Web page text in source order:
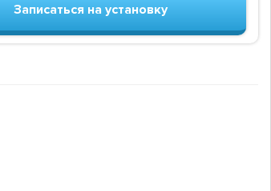
Записаться на установку